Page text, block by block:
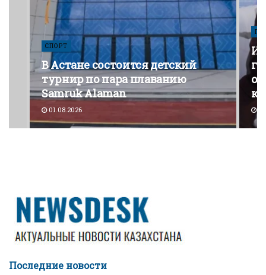
СПОРТ
В Астане состоится детский
турнир по пара плаванию
Samruk Alaman
01.08.2026
Последние новости